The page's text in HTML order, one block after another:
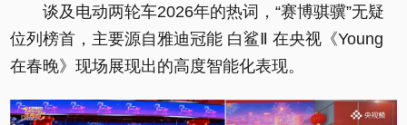
谈及电动两轮车2026年的热词，“赛博骐骥”无疑
位列榜首，主要源自雅迪冠能 白鲨Ⅱ 在央视《Young
在春晚》现场展现出的高度智能化表现。